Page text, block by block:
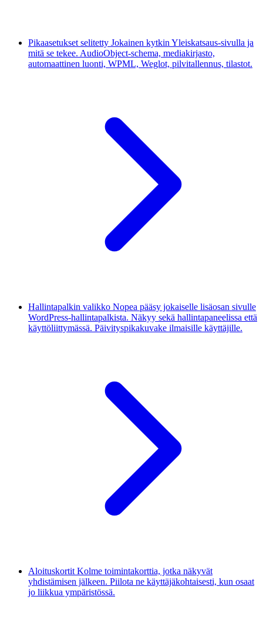
Pikaasetukset selitetty Jokainen kytkin Yleiskatsaus-sivulla ja
mitä se tekee. AudioObject-schema, mediakirjasto,
automaattinen luonti, WPML, Weglot, pilvitallennus, tilastot.
Hallintapalkin valikko Nopea pääsy jokaiselle lisäosan sivulle
WordPress-hallintapalkista. Näkyy sekä hallintapaneelissa että
käyttöliittymässä. Päivityspikakuvake ilmaisille käyttäjille.
Aloituskortit Kolme toimintakorttia, jotka näkyvät
yhdistämisen jälkeen. Piilota ne käyttäjäkohtaisesti, kun osaat
jo liikkua ympäristössä.